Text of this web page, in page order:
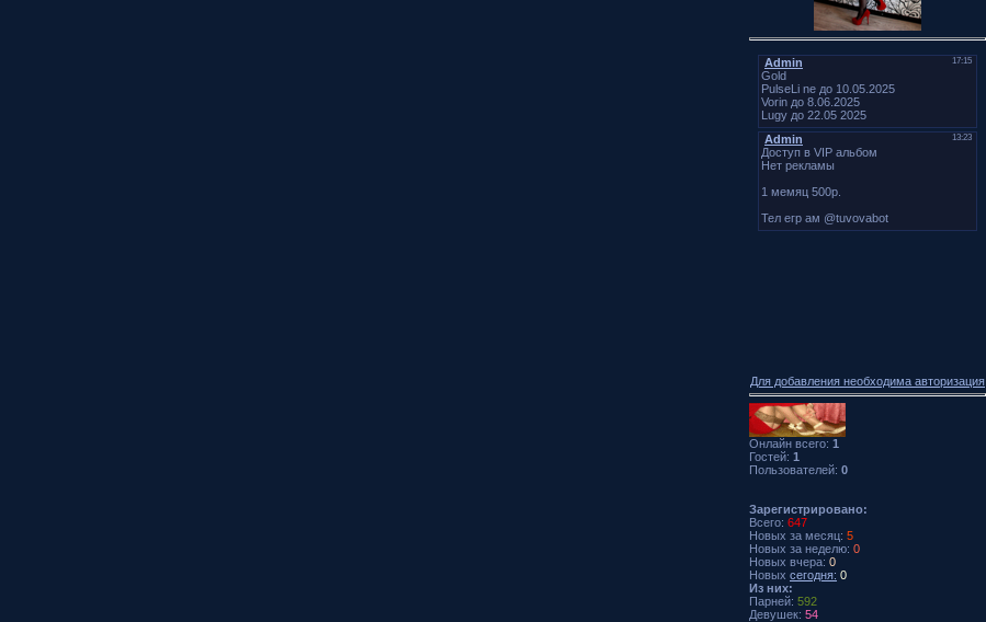
Для добавления необходима авторизация
Онлайн всего: 1
Гостей: 1
Пользователей: 0
Зарегистрировано:
Всего: 647
Новых за месяц: 5
Новых за неделю: 0
Новых вчера: 0
Новых сегодня: 0
Из них:
Парней: 592
Девушек: 54